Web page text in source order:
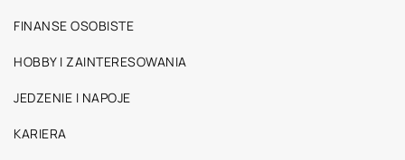
FINANSE OSOBISTE
HOBBY I ZAINTERESOWANIA
JEDZENIE I NAPOJE
KARIERA